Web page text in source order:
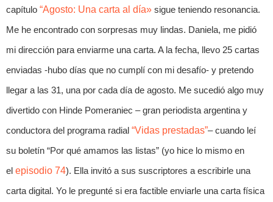
capítulo “Agosto: Una carta al día» sigue teniendo resonancia.
Me he encontrado con sorpresas muy lindas. Daniela, me pidió
mi dirección para enviarme una carta. A la fecha, llevo 25 cartas
enviadas -hubo días que no cumplí con mi desafío- y pretendo
llegar a las 31, una por cada día de agosto. Me sucedió algo muy
divertido con Hinde Pomeraniec – gran periodista argentina y
conductora del programa radial “Vidas prestadas”– cuando leí
su boletín “Por qué amamos las listas” (yo hice lo mismo en
el episodio 74). Ella invitó a sus suscriptores a escribirle una
carta digital. Yo le pregunté si era factible enviarle una carta física